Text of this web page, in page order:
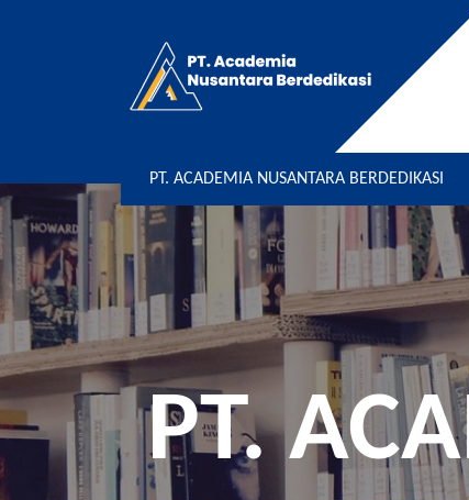
PT. ACADEMIA NUSANTARA BERDEDIKASI
PT.